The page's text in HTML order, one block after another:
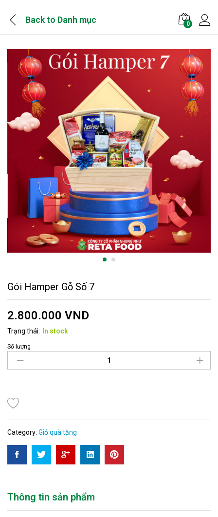
Back to Danh mục 0
Gói Hamper Gỗ Số 7
2.800.000 VND
Trạng thái: In stock
Số lượng
Category: Giỏ quà tặng
Thông tin sản phẩm